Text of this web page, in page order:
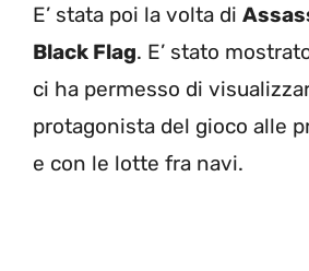
E’ stata poi la volta di
Black Flag. E’ stato
ci ha permesso di
protagonista del gioco alle
e con le lotte fra navi.